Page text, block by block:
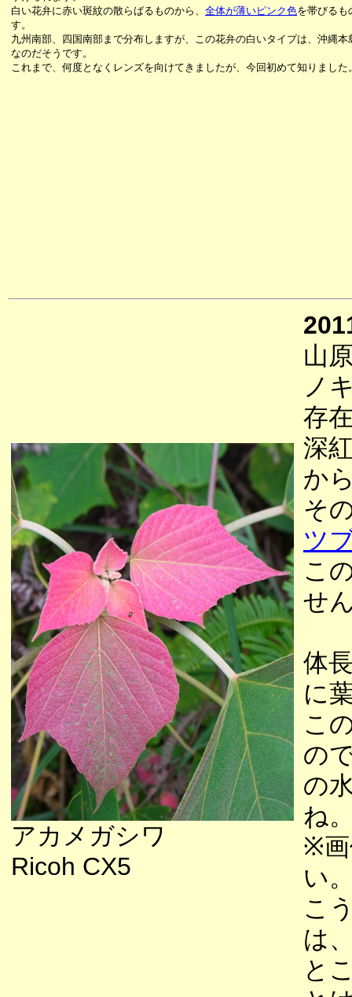
白い花弁に赤い斑紋の散らばるものから、 全体が薄いピンク色を帯びるも
す。
九州南部、四国南部まで分布しますが、この花弁の白いタイプは、沖縄本
なのだそうです。
これまで、何度となくレンズを向けてきましたが、今回初めて知りました
アカメガシワ
Ricoh CX5
山
ノ
存
深
か
そ
ツ
こ
せ
体
に
こ
の
の
ね
※画
い
こ
は
と